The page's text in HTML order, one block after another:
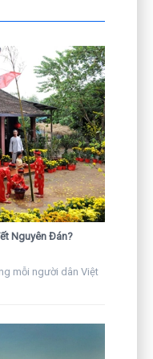
Nguyên Đán?
mỗi người dân Việt